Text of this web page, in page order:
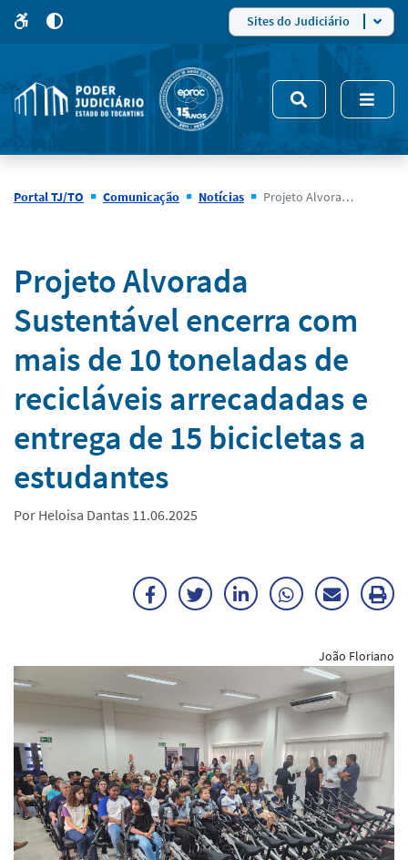
site
5
modo
de
alto
Sites do Judiciário
Portal TJ/TO Comunicação Notícias Projeto Alvorada Sustentável encerra com mais de 10 toneladas de recicláveis arrecadadas e entrega de 15 bicicletas a estudantes
Notícias
Projeto Alvorada
Sustentável encerra com
mais de 10 toneladas de
recicláveis arrecadadas e
entrega de 15 bicicletas a
estudantes
Por Heloisa Dantas 11.06.2025
FacebookTwitterLinkedInWhatsApp
Enviar
E-
mail
João Floriano